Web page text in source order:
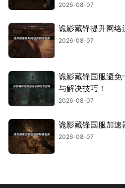
2026-08-07
诡影藏锋提升网络
2026-08-07
诡影藏锋国服避
与解决技巧！
2026-08-07
诡影藏锋国服加速
2026-08-07